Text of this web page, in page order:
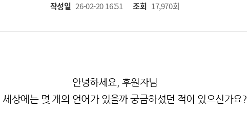
작성일 26-02-20 16:51 조회 17,970회
안녕하세요, 후원자님
세상에는 몇 개의 언어가 있을까 궁금하셨던 적이 있으신가요?